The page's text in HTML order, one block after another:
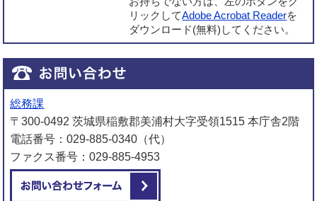
リックしてAdobe Acrobat Readerを
ダウンロード(無料)してください。
総務課
〒300-0492 茨城県稲敷郡美浦村大字受領1515 本庁舎2階
電話番号：029-885-0340（代）
ファクス番号：029-885-4953